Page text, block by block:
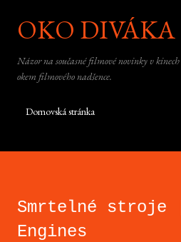
Přeskočit na hlavní
OKO DIVÁKA
Názor na současné filmové novinky v
okem filmového nadšence.
Domovská stránka
Smrtelné stroje
Engines